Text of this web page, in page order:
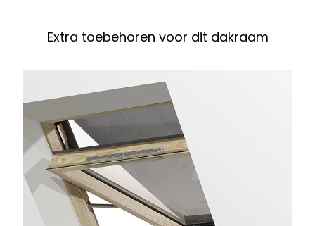
Extra toebehoren voor dit dakraam